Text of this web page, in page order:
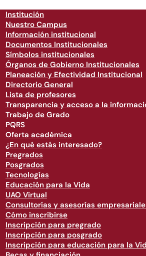
Institución
Nuestro Campus
Información institucional
Documentos Institucionales
Símbolos institucionales
Órganos de Gobierno Institucionales
Planeación y Efectividad Institucional
Directorio General
Lista de profesores
Transparencia y acceso a la
Trabajo de Grado
PQRS
Oferta académica
¿En qué estás interesado?
Pregrados
Posgrados
Tecnologías
Educación para la Vida
UAO Virtual
Consultorías y asesorías
Cómo inscribirse
Inscripción para pregrado
Inscripción para posgrado
Inscripción para educación para la